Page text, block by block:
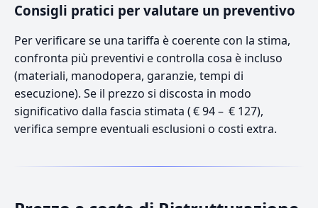
Consigli pratici per valutare un preventivo
Per verificare se una tariffa è coerente con la stima,
confronta più preventivi e controlla cosa è incluso
(materiali, manodopera, garanzie, tempi di
esecuzione). Se il prezzo si discosta in modo
significativo dalla fascia stimata ( € 94 – € 127),
verifica sempre eventuali esclusioni o costi extra.